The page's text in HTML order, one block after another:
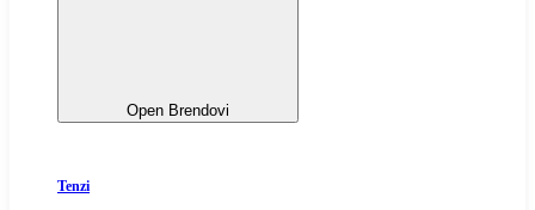
Open Brendovi
Tenzi